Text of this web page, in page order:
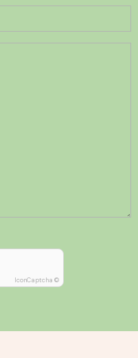
IconCaptcha ©